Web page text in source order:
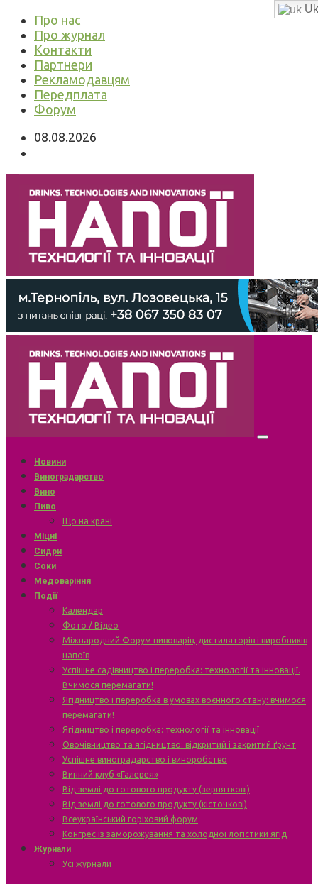
Про нас
Про журнал
Контакти
Партнери
Рекламодавцям
Передплата
Форум
08.08.2026
Новини
Виноградарство
Вино
Пиво
Що на крані
Міцні
Сидри
Соки
Медоваріння
Події
Календар
Фото / Відео
Міжнародний Форум пивоварів, дистиляторів і виробників
напоїв
Успішне садівництво і переробка: технології та інновації.
Вчимося перемагати!
Ягідництво і переробка в умовах воєнного стану: вчимося
перемагати!
Ягідництво і переробка: технології та інновації
Овочівництво та ягідництво: відкритий і закритий ґрунт
Успішне виноградарство і виноробство
Винний клуб «Галерея»
Від землі до готового продукту (зерняткові)
Від землі до готового продукту (кісточкові)
Всеукраїнський горіховий форум
Конгрес із заморожування та холодної логістики ягід
Журнали
Усі журнали